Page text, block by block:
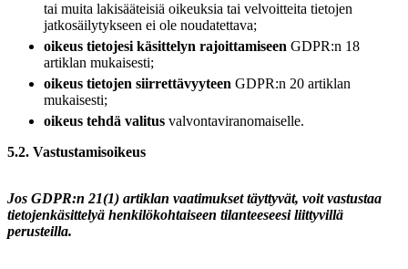
tai muita lakisääteisiä oikeuksia tai velvoitteita tietojen
jatkosäilytykseen ei ole noudatettava;
oikeus tietojesi käsittelyn rajoittamiseen GDPR:n 18
artiklan mukaisesti;
oikeus tietojen siirrettävyyteen GDPR:n 20 artiklan
mukaisesti;
oikeus tehdä valitus valvontaviranomaiselle.
5.2. Vastustamisoikeus
Jos GDPR:n 21(1) artiklan vaatimukset täyttyvät, voit vastustaa
tietojenkäsittelyä henkilökohtaiseen tilanteeseesi liittyvillä
perusteilla.